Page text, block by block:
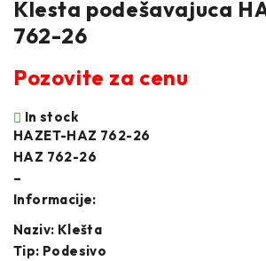
Klesta podešavajuca
762-26
Pozovite za cenu
In stock
HAZET-HAZ 762-26
HAZ 762-26
–
Informacije:
Naziv: Klešta
Tip: Podesivo